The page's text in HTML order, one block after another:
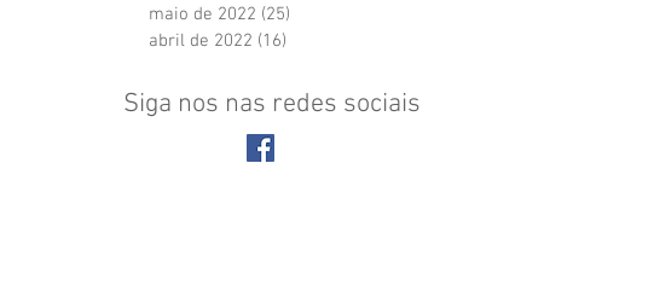
maio de 2022 (25)
abril de 2022 (16)
Siga nos nas redes sociais